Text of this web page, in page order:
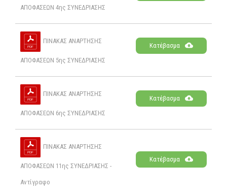
ΑΠΟΦΑΣΕΩΝ 4ης ΣΥΝΕΔΡΙΑΣΗΣ
ΠΙΝΑΚΑΣ ΑΝΑΡΤΗΣΗΣ
ΑΠΟΦΑΣΕΩΝ 5ης ΣΥΝΕΔΡΙΑΣΗΣ
Κατέβασμα
ΠΙΝΑΚΑΣ ΑΝΑΡΤΗΣΗΣ
ΑΠΟΦΑΣΕΩΝ 6ης ΣΥΝΕΔΡΙΑΣΗΣ
Κατέβασμα
ΠΙΝΑΚΑΣ ΑΝΑΡΤΗΣΗΣ
ΑΠΟΦΑΣΕΩΝ 11ης ΣΥΝΕΔΡΙΑΣΗΣ -
Αντίγραφο
Κατέβασμα